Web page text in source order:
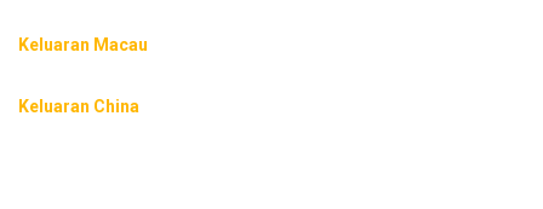
Keluaran Macau
Keluaran China